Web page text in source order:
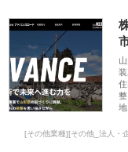
[その他業種][その他_法人・